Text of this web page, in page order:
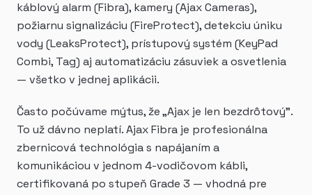
káblový alarm (Fibra), kamery (Ajax Cameras),
požiarnu signalizáciu (FireProtect), detekciu úniku
vody (LeaksProtect), prístupový systém (KeyPad
Combi, Tag) aj automatizáciu zásuviek a osvetlenia
— všetko v jednej aplikácii.
Často počúvame mýtus, že „Ajax je len bezdrôtový".
To už dávno neplatí. Ajax Fibra je profesionálna
zbernicová technológia s napájaním a
komunikáciou v jednom 4-vodičovom kábli,
certifikovaná po stupeň Grade 3 — vhodná pre